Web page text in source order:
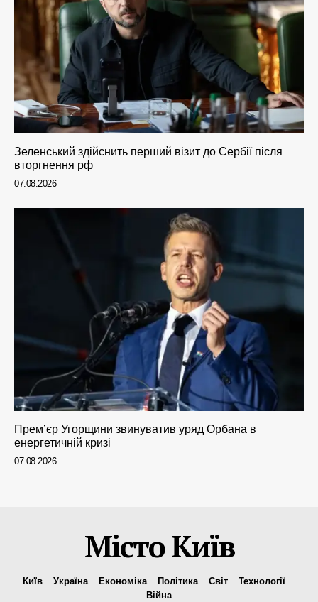
Зеленський здійснить перший візит до Сербії після
вторгнення рф
07.08.2026
Прем’єр Угорщини звинуватив уряд Орбана в
енергетичній кризі
07.08.2026
Місто Київ
Київ Україна Економіка Політика Світ
Технології
Війна